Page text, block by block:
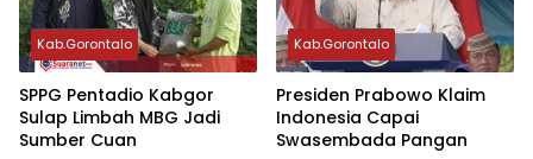
Kab.Gorontalo
‎SPPG Pentadio Kabgor
Sulap Limbah MBG Jadi
Sumber Cuan ‎‎
Kab.Gorontalo
Presiden Prabowo Klaim
Indonesia Capai
Swasembada Pangan